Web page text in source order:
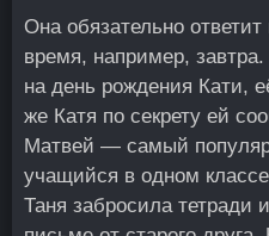
Она обязательно ответит
время, например,
на день рождения Кати,
же Катя по секрету ей
Матвей — самый
учащийся в одном
Таня забросила тетради